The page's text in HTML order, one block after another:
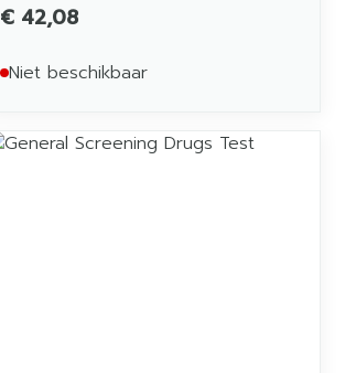
€ 42,08
Niet beschikbaar